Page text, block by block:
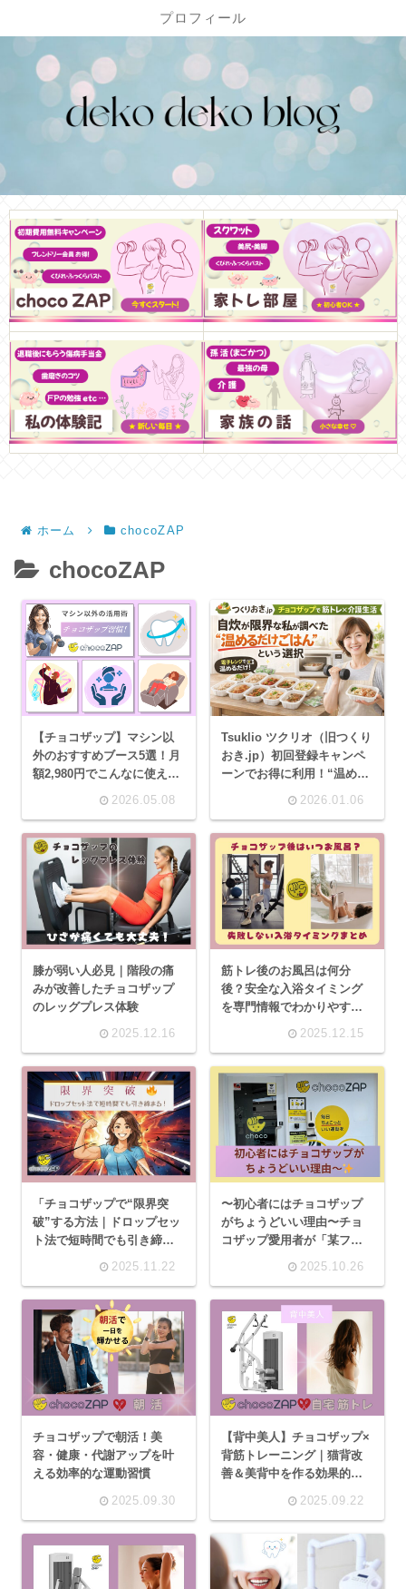
プロフィール
ホーム chocoZAP
chocoZAP
【チョコザップ】マシン以
外のおすすめブース5選！月
額2,980円でこんなに使える
2026.05.08
Tsuklio ツクリオ（旧つくり
おき.jp）初回登録キャンペ
ーンでお得に利用！“温める
2026.01.06
膝が弱い人必見｜階段の痛
みが改善したチョコザップ
のレッグプレス体験
2025.12.16
筋トレ後のお風呂は何分
後？安全な入浴タイミング
を専門情報でわかりやすく
2025.12.15
「チョコザップで“限界突
破”する方法｜ドロップセッ
ト法で短時間でも引き締ま
2025.11.22
〜初心者にはチョコザップ
がちょうどいい理由〜チョ
コザップ愛用者が「某フィ
ットネスジムを見て気づい
2025.10.26
チョコザップで朝活！美
容・健康・代謝アップを叶
える効率的な運動習慣
2025.09.30
【背中美人】チョコザップ×
背筋トレーニング｜猫背改
善＆美背中を作る効果的な
2025.09.22